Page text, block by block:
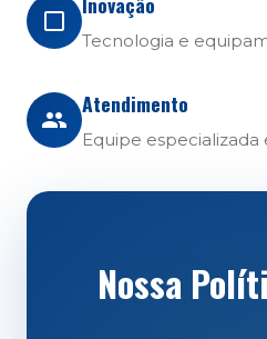
Tecnologia e
Atendimento
Equipe
Nossa